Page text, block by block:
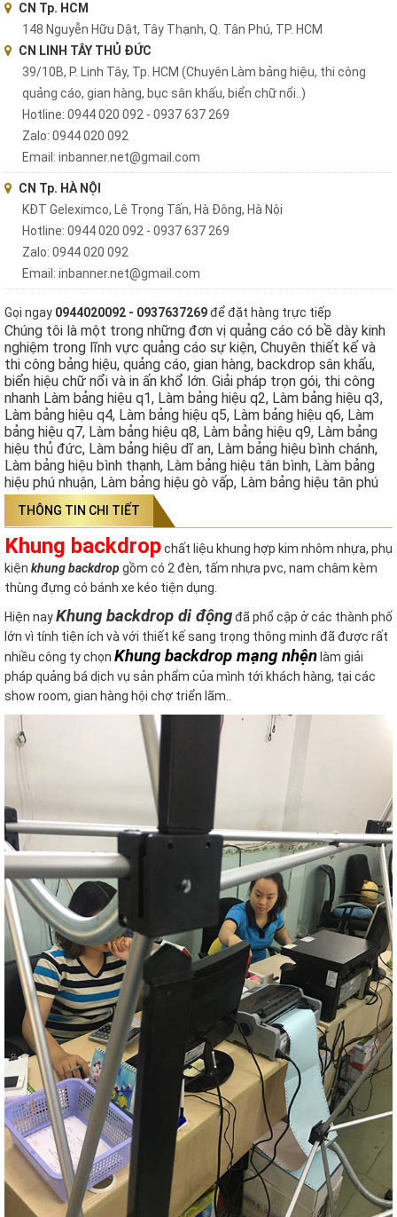
CN Tp. HCM
148 Nguyễn Hữu Dật, Tây Thạnh, Q. Tân Phú, TP. HCM
CN LINH TÂY THỦ ĐỨC
39/10B, P. Linh Tây, Tp. HCM (Chuyên Làm bảng hiệu, thi công
quảng cáo, gian hàng, bục sân khấu, biển chữ nổi..)
Hotline: 0944 020 092 - 0937 637 269
Zalo: 0944 020 092
Email: inbanner.net@gmail.com
CN Tp. HÀ NỘI
KĐT Geleximco, Lê Trọng Tấn, Hà Đông, Hà Nội
Hotline: 0944 020 092 - 0937 637 269
Zalo: 0944 020 092
Email: inbanner.net@gmail.com
Gọi ngay 0944020092 - 0937637269để đặt hàng trực tiếp
Chúng tôi là một trong những đơn vị quảng cáo có bề dày kinh
nghiệm trong lĩnh vực quảng cáo sự kiện, Chuyên thiết kế và
thi công bảng hiệu, quảng cáo, gian hàng, backdrop sân khấu,
biển hiệu chữ nổi và in ấn khổ lớn. Giải pháp trọn gói, thi công
nhanh Làm bảng hiệu q1, Làm bảng hiệu q2, Làm bảng hiệu q3,
Làm bảng hiệu q4, Làm bảng hiệu q5, Làm bảng hiệu q6, Làm
bảng hiệu q7, Làm bảng hiệu q8, Làm bảng hiệu q9, Làm bảng
hiệu thủ đức, Làm bảng hiệu dĩ an, Làm bảng hiệu bình chánh,
Làm bảng hiệu bình thạnh, Làm bảng hiệu tân bình, Làm bảng
hiệu phú nhuận, Làm bảng hiệu gò vấp, Làm bảng hiệu tân phú
THÔNG TIN CHI TIẾT
Khung backdropchất liệu khung hợp kim nhôm nhựa, phụ
kiện khung backdropgồm có 2 đèn, tấm nhựa pvc, nam châm kèm
thùng đựng có bánh xe kéo tiện dụng.
Hiện nayKhung backdrop di độngđã phổ cập ở các thành phố
lớn vì tính tiện ích và với thiết kế sang trọng thông minh đã được rất
nhiều công ty chọn Khung backdrop mạng nhện làm giải
pháp quảng bá dịch vụ sản phẩm của mình tới khách hàng, tại các
show room, gian hàng hội chợ triển lãm..